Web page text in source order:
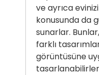
ve ayrıca
konusunda da
sunarlar.
farklı
görüntüsüne